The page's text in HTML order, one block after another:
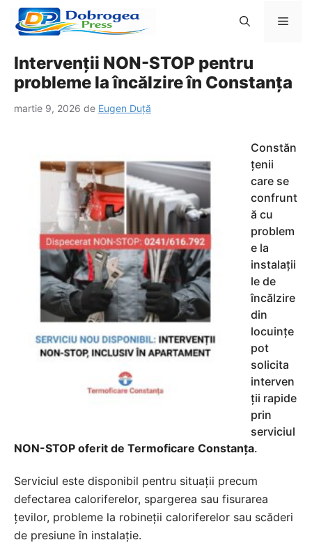
Sari
Intervenții NON-STOP pentru
probleme la încălzire în Constanța
martie 9, 2026 de Eugen Duță
Constăn
țenii
care se
confrunt
ă cu
problem
e la
instalații
le de
încălzire
din
locuințe
pot
solicita
interven
ții rapide
prin
serviciul
NON-STOP oferit de Termoficare Constanța.
Serviciul este disponibil pentru situații precum
defectarea caloriferelor, spargerea sau fisurarea
țevilor, probleme la robineții caloriferelor sau scăderi
de presiune în instalație.